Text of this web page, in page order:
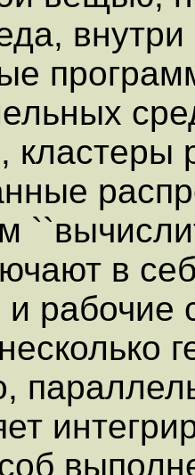
кластеры
в
рабочие